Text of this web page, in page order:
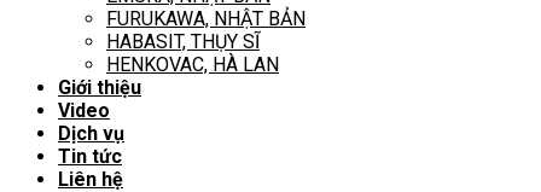
FURUKAWA, NHẬT BẢN
HABASIT, THỤY SĨ
HENKOVAC, HÀ LAN
Giới thiệu
Video
Dịch vụ
Tin tức
Liên hệ